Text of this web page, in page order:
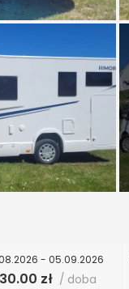
- 05.09.2026
zł / doba